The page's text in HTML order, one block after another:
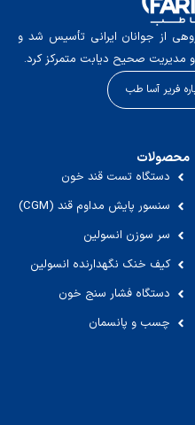
سال ۱۳۸۵ توسط گروهی از جوانان ایرانی تأسیس شد و
مدیریت صحیح دیابت متمرکز کرد.
فریر آسا طب
محصولات
دستگاه تست قند خون
سنسور پایش مداوم قند (CGM)
سر سوزن انسولین
کیف خنک نگهدارنده انسولین
دستگاه فشار سنج خون
چسب و پانسمان